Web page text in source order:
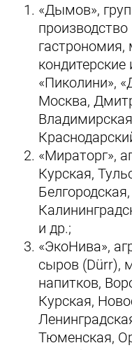
«Дымов»,
«Пиколини»,
Москва,
«Мираторг»,
Курская,
и др.;
«ЭкоНива»,
сыров (Dürr),
напитков,
Курская,
Тюменская,